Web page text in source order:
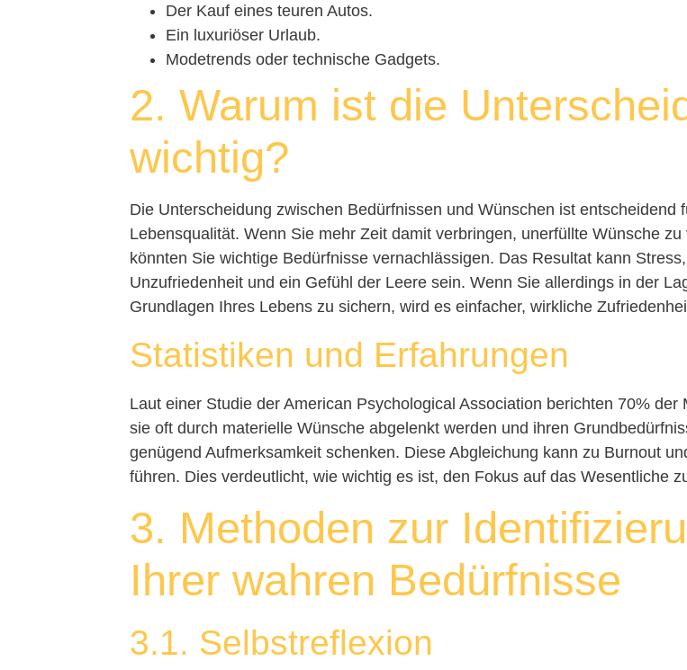
Der Kauf eines teuren Autos.
Ein luxuriöser Urlaub.
Modetrends oder technische Gadgets.
2. Warum ist die
wichtig?
Die Unterscheidung zwischen Bedürfnissen und Wünschen ist entscheidend
Lebensqualität. Wenn Sie mehr Zeit damit verbringen, unerfüllte Wünsche zu
könnten Sie wichtige Bedürfnisse vernachlässigen. Das Resultat kann Stress,
Unzufriedenheit und ein Gefühl der Leere sein. Wenn Sie allerdings in der
Grundlagen Ihres Lebens zu sichern, wird es einfacher, wirkliche
Statistiken und Erfahrungen
Laut einer Studie der American Psychological Association berichten 70% der
sie oft durch materielle Wünsche abgelenkt werden und ihren
genügend Aufmerksamkeit schenken. Diese Abgleichung kann zu Burnout
führen. Dies verdeutlicht, wie wichtig es ist, den Fokus auf das Wesentliche
3. Methoden zur
Ihrer wahren Bedürfnisse
3.1. Selbstreflexion